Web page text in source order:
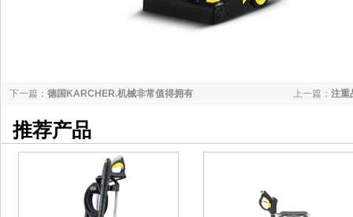
上一篇： 注重
下一篇： 德国KARCHER.机械非常值得拥有
推荐产品